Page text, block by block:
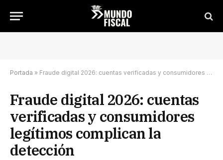
Portada » Fraude digital 2026: cuentas verificadas y consumidores legítimos complican la detección
Fraude digital 2026: cuentas
verificadas y consumidores
legítimos complican la
detección